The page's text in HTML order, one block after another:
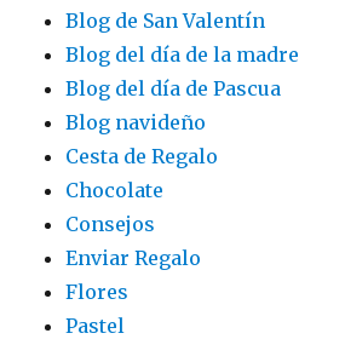
Blog de San Valentín
Blog del día de la madre
Blog del día de Pascua
Blog navideño
Cesta de Regalo
Chocolate
Consejos
Enviar Regalo
Flores
Pastel